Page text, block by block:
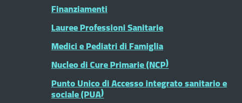
Finanziamenti
Lauree Professioni Sanitarie
Medici e Pediatri di Famiglia
Nucleo di Cure Primarie (NCP)
Punto Unico di Accesso integrato sanitario e
sociale (PUA)